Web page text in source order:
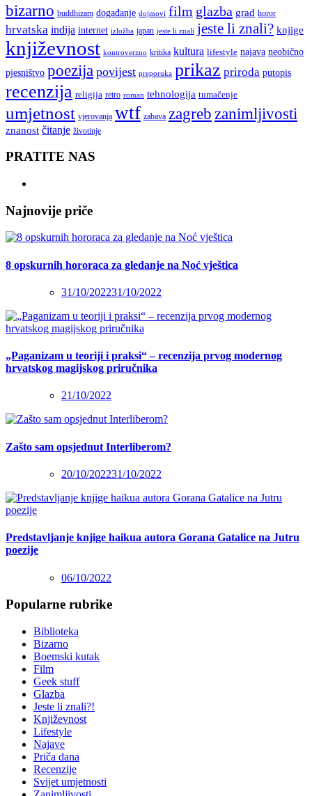
bizarno buddhizam događanje dojmovi film glazba grad horor
hrvatska indija internet izložba japan jeste li znali jeste li znali? knjige
književnost kontroverzno kritika kultura lifestyle najava neobično
pjesništvo poezija povijest preporuka prikaz priroda putopis
recenzija religija retro roman tehnologija tumačenje
umjetnost vjerovanja wtf zabava zagreb zanimljivosti
znanost čitanje životinje
PRATITE NAS
Najnovije priče
8 opskurnih hororaca za gledanje na Noć vještica
31/10/202231/10/2022
„Paganizam u teoriji i praksi“ – recenzija prvog modernog
hrvatskog magijskog priručnika
21/10/2022
Zašto sam opsjednut Interliberom?
20/10/202231/10/2022
Predstavljanje knjige haikua autora Gorana Gatalice na Jutru
poezije
06/10/2022
Popularne rubrike
Biblioteka
Bizarno
Boemski kutak
Film
Geek stuff
Glazba
Jeste li znali?!
Književnost
Lifestyle
Najave
Priča dana
Recenzije
Svijet umjetnosti